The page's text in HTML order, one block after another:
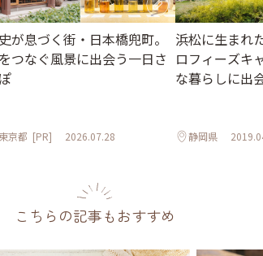
が息づく街・日本橋兜町。
つなぐ風景に出会う一日さ
東京都 [PR] 2026.07.28
浜松に生まれ
ロフィーズキ
な暮らしに出
静岡県
こちらの記事もおすすめ